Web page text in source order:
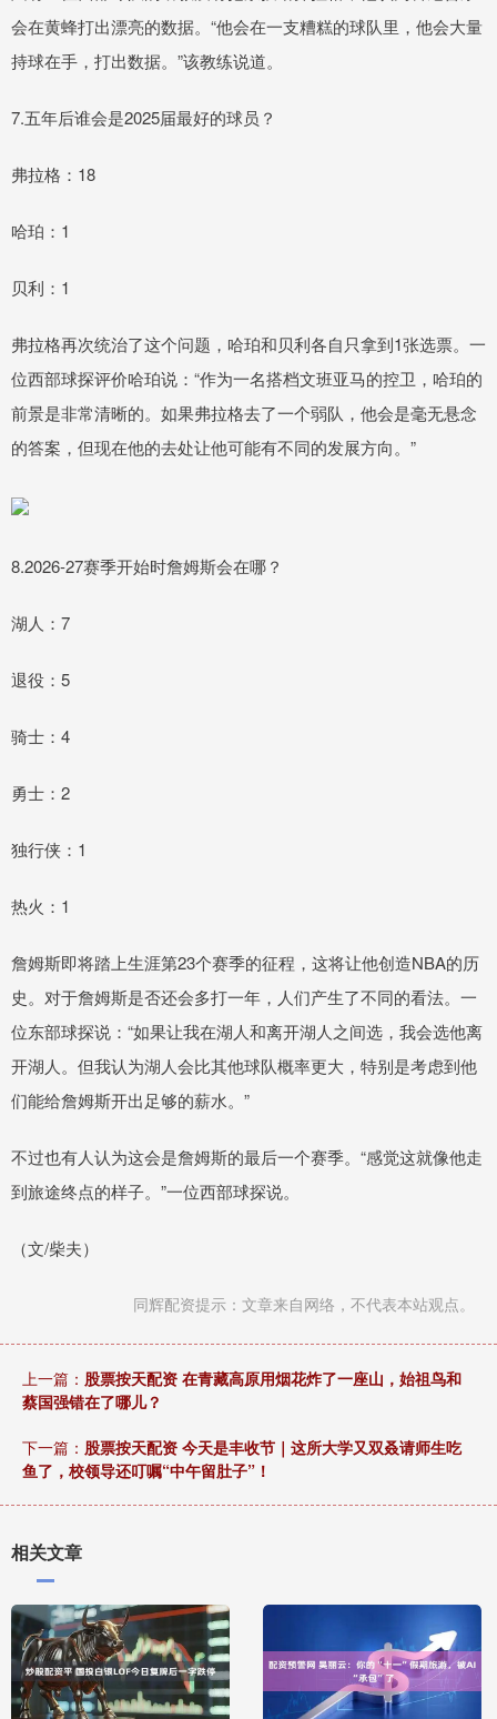
会在黄蜂打出漂亮的数据。“他会在一支糟糕的球队里，他会大量
持球在手，打出数据。”该教练说道。
7.五年后谁会是2025届最好的球员？
弗拉格：18
哈珀：1
贝利：1
弗拉格再次统治了这个问题，哈珀和贝利各自只拿到1张选票。一
位西部球探评价哈珀说：“作为一名搭档文班亚马的控卫，哈珀的
前景是非常清晰的。如果弗拉格去了一个弱队，他会是毫无悬念
的答案，但现在他的去处让他可能有不同的发展方向。”
8.2026-27赛季开始时詹姆斯会在哪？
湖人：7
退役：5
骑士：4
勇士：2
独行侠：1
热火：1
詹姆斯即将踏上生涯第23个赛季的征程，这将让他创造NBA的历
史。对于詹姆斯是否还会多打一年，人们产生了不同的看法。一
位东部球探说：“如果让我在湖人和离开湖人之间选，我会选他离
开湖人。但我认为湖人会比其他球队概率更大，特别是考虑到他
们能给詹姆斯开出足够的薪水。”
不过也有人认为这会是詹姆斯的最后一个赛季。“感觉这就像他走
到旅途终点的样子。”一位西部球探说。
（文/柴夫）
同辉配资提示：文章来自网络，不代表本站观点。
上一篇： 股票按天配资 在青藏高原用烟花炸了一座山，始祖鸟和
蔡国强错在了哪儿？
下一篇： 股票按天配资 今天是丰收节｜这所大学又双叒请师生吃
鱼了，校领导还叮嘱“中午留肚子”！
相关文章